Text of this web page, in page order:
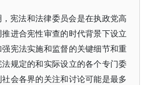
宪法和法律委员会是在执政党高
进合宪性审查的时代背景下设立
宪法实施和监督的关键细节和重
规定的和实际设立的各个专门委
会各界的关注和讨论可能是最多